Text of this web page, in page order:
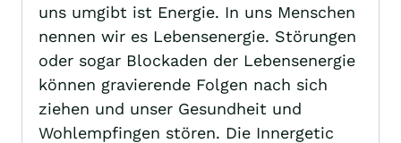
uns umgibt ist Energie. In uns Menschen
nennen wir es Lebensenergie. Störungen
oder sogar Blockaden der Lebensenergie
können gravierende Folgen nach sich
ziehen und unser Gesundheit und
Wohlempfingen stören. Die Innergetic